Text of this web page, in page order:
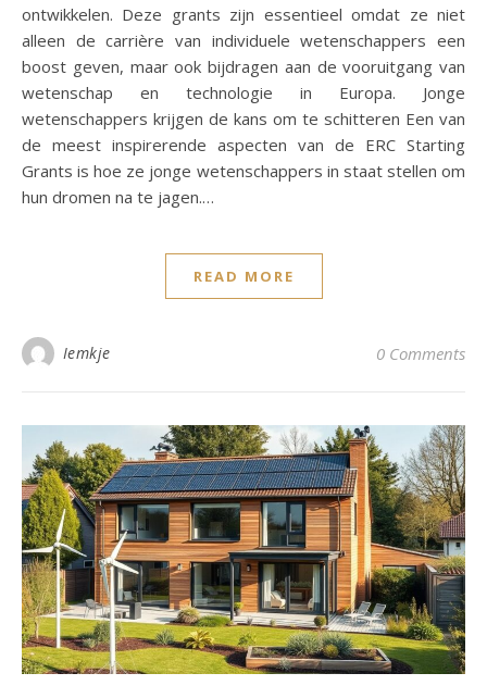
ontwikkelen. Deze grants zijn essentieel omdat ze niet
alleen de carrière van individuele wetenschappers een
boost geven, maar ook bijdragen aan de vooruitgang van
wetenschap en technologie in Europa. Jonge
wetenschappers krijgen de kans om te schitteren Een van
de meest inspirerende aspecten van de ERC Starting
Grants is hoe ze jonge wetenschappers in staat stellen om
hun dromen na te jagen.…
READ MORE
Iemkje 0 Comments